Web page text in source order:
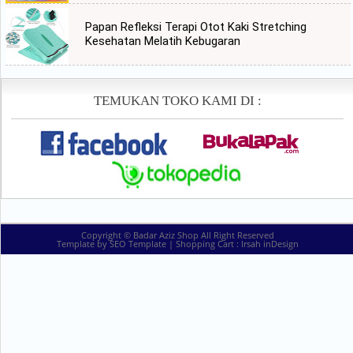
Papan Refleksi Terapi Otot Kaki Stretching
Kesehatan Melatih Kebugaran
TEMUKAN TOKO KAMI DI :
Copyright © Badar Aziz Shop All Right Reserved
Template bySEO Template| Shopping Cart : Irsah inDesign